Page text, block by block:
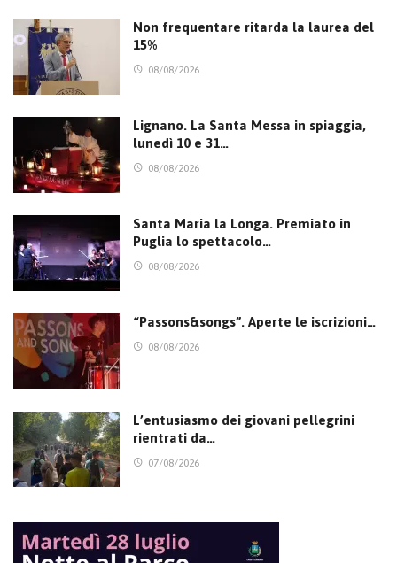
Non frequentare ritarda la laurea del
15%
08/08/2026
Lignano. La Santa Messa in spiaggia,
lunedì 10 e 31…
08/08/2026
Santa Maria la Longa. Premiato in
Puglia lo spettacolo…
08/08/2026
“Passons&songs”. Aperte le iscrizioni…
08/08/2026
L’entusiasmo dei giovani pellegrini
rientrati da…
07/08/2026